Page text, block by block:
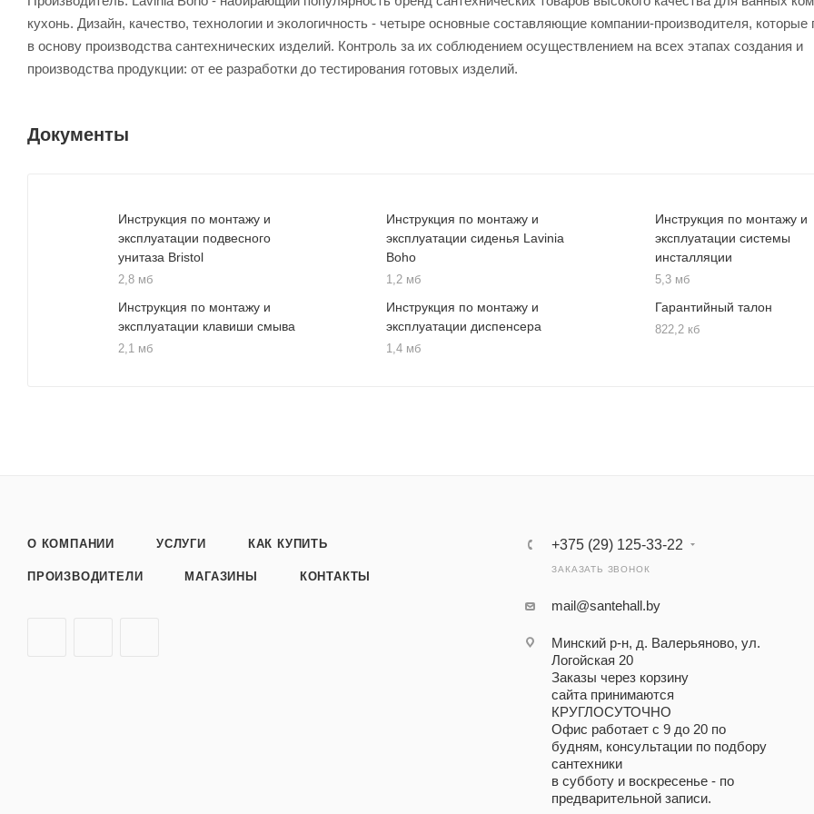
кухонь. Дизайн, качество, технологии и экологичность - четыре основные составляющие компании-производителя,
в основу производства сантехнических изделий. Контроль за их соблюдением осуществлением на всех этапах создания и
производства продукции: от ее разработки до тестирования готовых изделий.
Документы
Инструкция по монтажу и
эксплуатации подвесного
унитаза Bristol
2,8 мб
Инструкция по монтажу и
эксплуатации сиденья Lavinia
Boho
1,2 мб
Инструкция по монтажу и
эксплуатации системы
инсталляции
5,3 мб
Инструкция по монтажу и
эксплуатации клавиши смыва
2,1 мб
Инструкция по монтажу и
эксплуатации диспенсера
1,4 мб
Гарантийный талон
822,2 кб
О КОМПАНИИ УСЛУГИ КАК КУПИТЬ
ПРОИЗВОДИТЕЛИ МАГАЗИНЫ КОНТАКТЫ
+375 (29) 125-33-22
ЗАКАЗАТЬ ЗВОНОК
mail@santehall.by
Минский р-н, д. Валерьяново, ул.
Логойская 20
Заказы через корзину
сайта принимаются
КРУГЛОСУТОЧНО
Офис работает с 9 до 20 по
будням, консультации по подбору
сантехники
в субботу и воскресенье - по
предварительной записи.